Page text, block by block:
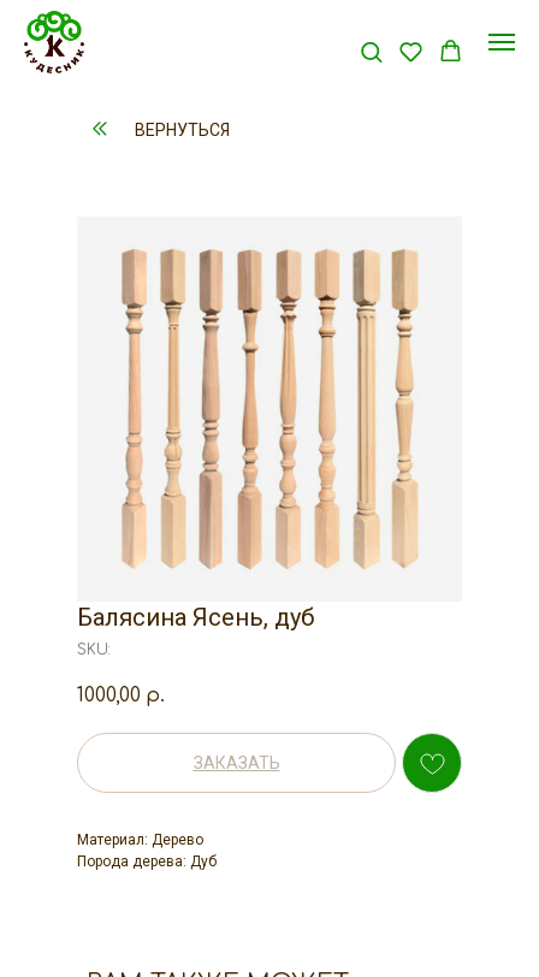
ВЕРНУТЬСЯ
Балясина Ясень, дуб
SKU:
1000,00 р.
ЗАКАЗАТЬ
Материал: Дерево
Порода дерева: Дуб